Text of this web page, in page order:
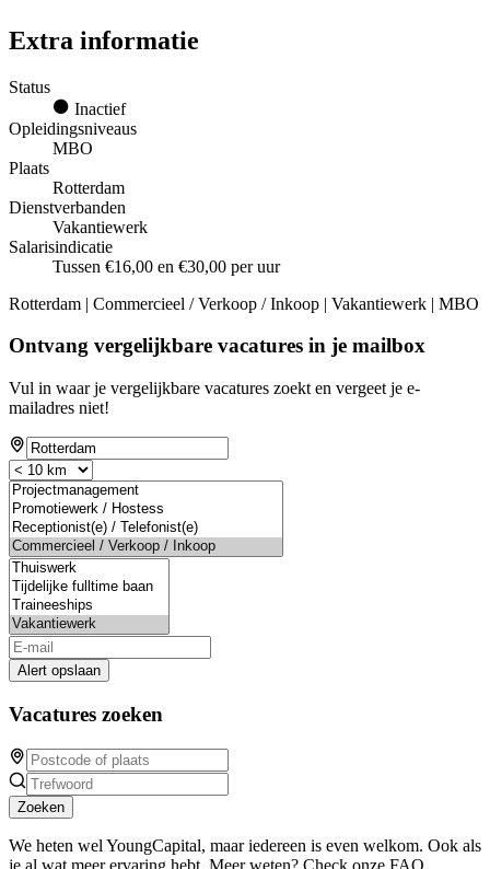
Extra informatie
Status
Inactief
Opleidingsniveaus
MBO
Plaats
Rotterdam
Dienstverbanden
Vakantiewerk
Salarisindicatie
Tussen €16,00 en €30,00 per uur
Rotterdam | Commercieel / Verkoop / Inkoop | Vakantiewerk | MBO
Ontvang vergelijkbare vacatures in je mailbox
Vul in waar je vergelijkbare vacatures zoekt en vergeet je e-
mailadres niet!
Alert opslaan
Vacatures zoeken
Zoeken
We heten wel YoungCapital, maar iedereen is even welkom. Ook als
je al wat meer ervaring hebt. Meer weten? Check onze FAQ.